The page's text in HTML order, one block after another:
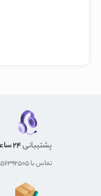
پشتیبانی24 ساعته
تماس با 02156392505